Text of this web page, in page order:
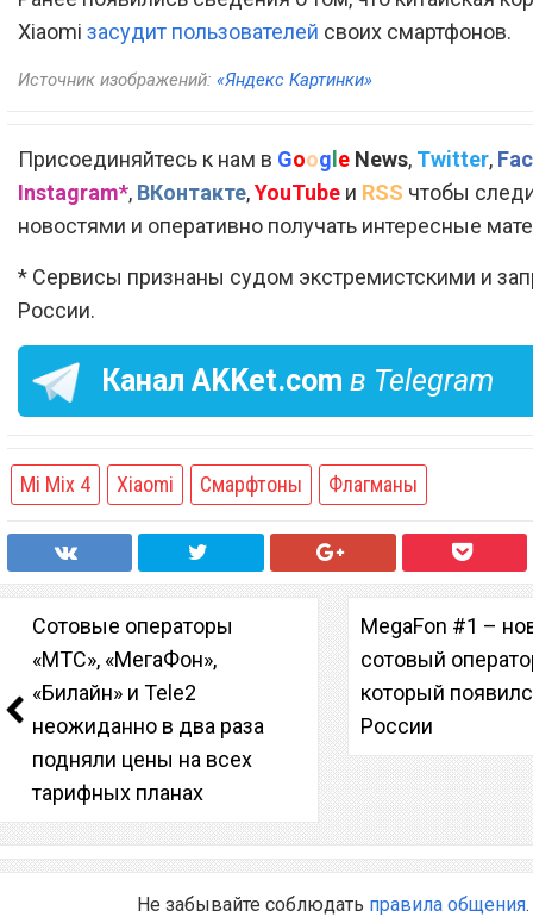
Xiaomi засудит пользователей своих смартфонов.
Источник изображений: «Яндекс Картинки»
Присоединяйтесь к нам в Google News, Twitter,
Instagram*, ВКонтакте,YouTube и RSS чтобы
новостями и оперативно получать интересные
* Сервисы признаны судом экстремистскими и
России.
Канал AKKet.com в Telegram
Mi Mix 4 Xiaomi Смарфтоны Флагманы
Сотовые операторы
«МТС», «МегаФон»,
«Билайн» и Tele2
неожиданно в два раза
подняли цены на всех
тарифных планах
MegaFon #1 –
сотовый
который
России
Не забывайте соблюдать правила общения.